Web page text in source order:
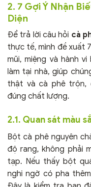
2. 7 Gợi Ý Nhận
Diện
Để trả lời câu hỏi cà
thực tế, mình đề xuất
mũi, miệng và hành
làm tại nhà, giúp
thật và cà phê trộn,
đúng chất lượng.
2.1. Quan sát màu
Bột cà phê nguyên
độ rang, không phải
tạp. Nếu thấy bột
nghi ngờ có pha